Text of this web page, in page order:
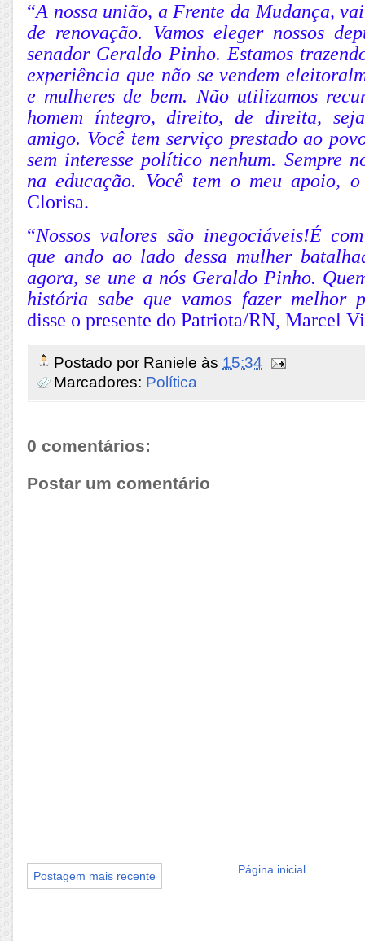
“A nossa união, a Frente da Mudança,
de renovação. Vamos eleger nossos
senador Geraldo Pinho. Estamos
experiência que não se vendem
e mulheres de bem. Não utilizamos
homem íntegro, direito, de direita,
amigo. Você tem serviço prestado ao
sem interesse político nenhum. Sempre
na educação. Você tem o meu apoio,
Clorisa.
“Nossos valores são inegociáveis!É
que ando ao lado dessa mulher
agora, se une a nós Geraldo Pinho.
história sabe que vamos fazer melhor
disse o presente do Patriota/RN, Marcel
Postado por Raniele às 15:34
Marcadores: Política
0 comentários:
Postar um comentário
Postagem mais recente Página inicial